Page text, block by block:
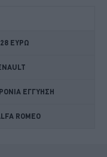
ΕΥΡΩ
ΕΓΓΥΗΣΗ
ROMEO